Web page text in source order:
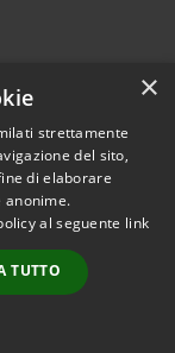
2026 • Comune di
• Powered by
•
Accesso
redazione
×
strettamente
del sito,
di elaborare
anonime.
al seguente link
TUTTO